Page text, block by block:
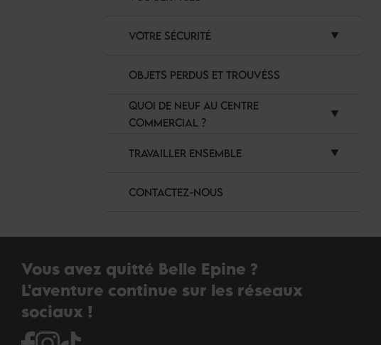
VOTRE SÉCURITÉ
OBJETS PERDUS ET TROUVÉSS
QUOI DE NEUF AU CENTRE
COMMERCIAL ?
TRAVAILLER ENSEMBLE
CONTACTEZ-NOUS
Vous avez quitté Belle Epine ?
L'aventure continue sur les réseaux
sociaux !